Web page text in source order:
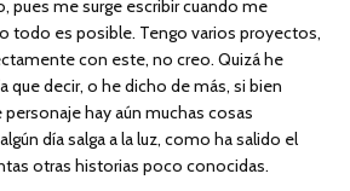
pues me surge escribir cuando me
todo es posible. Tengo varios proyectos,
con este, no creo. Quizá he
que decir, o he dicho de más, si bien
hay aún muchas cosas
día salga a la luz, como ha salido el
otras historias poco conocidas.